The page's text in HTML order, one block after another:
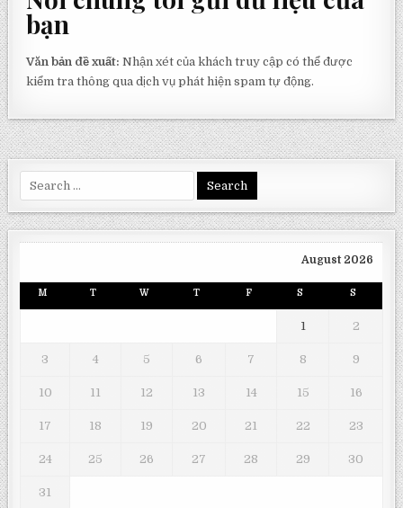
bạn
Văn bản đề xuất:Nhận xét của khách truy cập có thể được
kiểm tra thông qua dịch vụ phát hiện spam tự động.
August 2026
M T W T F S S
1 2
3 4 5 6 7 8 9
10 11 12 13 14 15 16
17 18 19 20 21 22 23
24 25 26 27 28 29 30
31